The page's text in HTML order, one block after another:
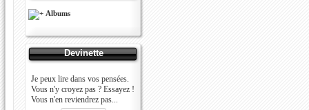
Albums
Devinette
Je peux lire dans vos pensées.
Vous n'y croyez pas ? Essayez !
Vous n'en reviendrez pas...